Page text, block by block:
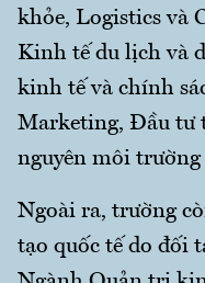
khỏe, Logistics và
Kinh tế du lịch và
kinh tế và chính
Marketing, Đầu tư
nguyên môi
Ngoài ra, trường
tạo quốc tế do đối